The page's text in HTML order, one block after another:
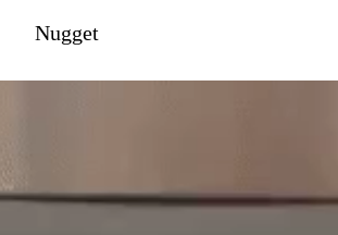
Nugget